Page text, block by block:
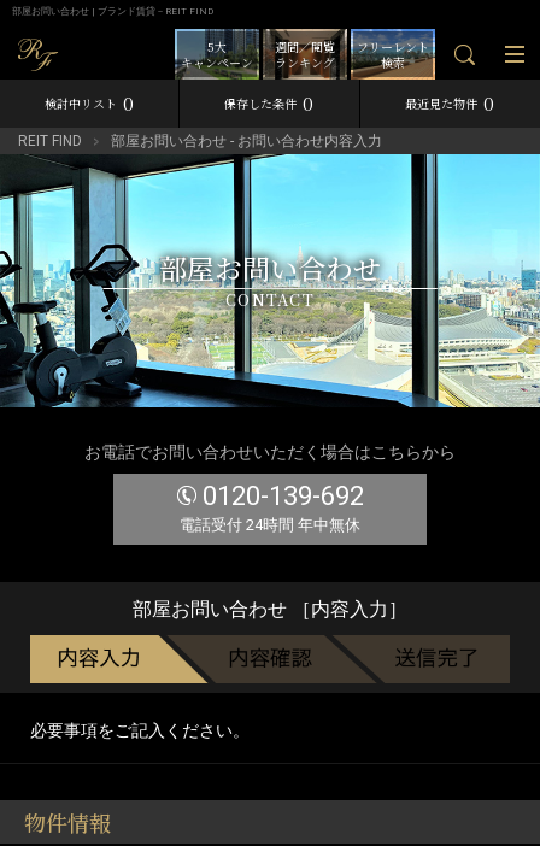
部屋お問い合わせ | ブランド賃貸－REIT FIND
フリーレント
検索
週間／閲覧
ランキング
5大
キャンペーン
検討中リスト 0 保存した条件 0 最近見た物件 0
REIT FIND 部屋お問い合わせ - お問い合わせ内容入力
部屋お問い合わせ
CONTACT
お電話でお問い合わせいただく場合はこちらから
0120-139-692
電話受付 24時間 年中無休
部屋お問い合わせ ［内容入力］
必要事項をご記入ください。
物件情報